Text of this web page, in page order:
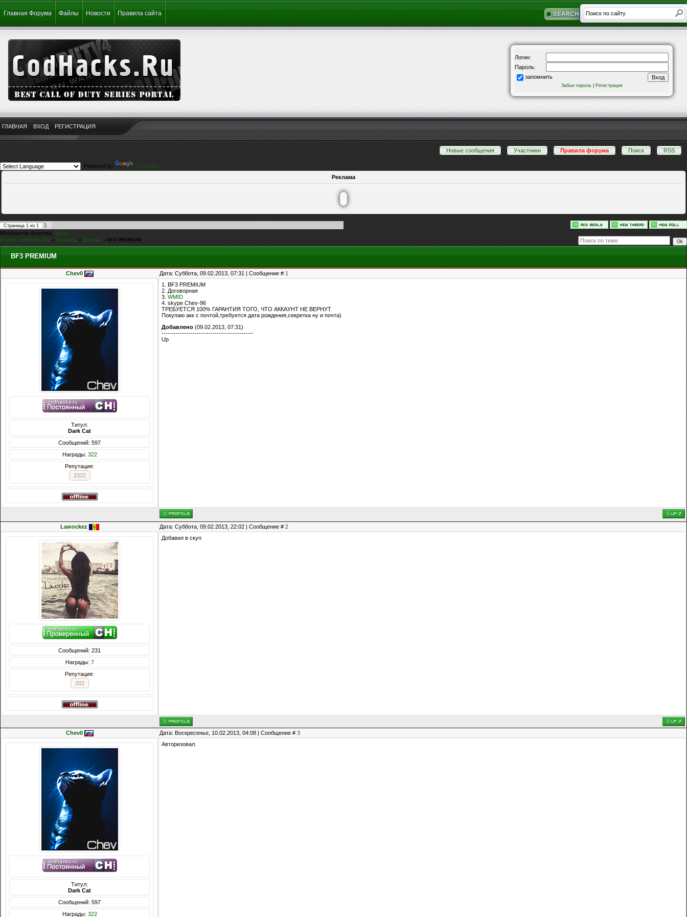
Главная Форума Файлы Новости Правила сайта
ГЛАВНАЯ ВХОД РЕГИСТРАЦИЯ
Логин:
Пароль:
запомнить
Забыл пароль| Регистрация
Новые сообщения · Участники · Правила форума · Поиск · RSS
Powered by
Translate
Реклама
Страница 1 из 1
1
Модератор форума:iEnjoy
Форум CoDHacks.Ru » Финансы » Покупка » BF3 PREMIUM
BF3 PREMIUM
Chev0 Дата: Суббота, 09.02.2013, 07:31 | Сообщение # 1
Титул:
Dark Cat
Сообщений: 597
Награды: 322
Репутация:
2322
1. BF3 PREMIUM
2. Договорная
3. WMID
4. skype Chev-96
ТРЕБУЕТСЯ 100% ГАРАНТИЯ ТОГО, ЧТО АККАУНТ НЕ ВЕРНУТ
Покупаю акк с почтой,требуется дата рождения,секретка ну и почта)
Добавлено (09.02.2013, 07:31)
---------------------------------------------
Up
Lawockez Дата: Суббота, 09.02.2013, 22:02 | Сообщение # 2
Сообщений: 231
Награды: 7
Репутация:
202
Добавил в скуп
Chev0 Дата: Воскресенье, 10.02.2013, 04:08 | Сообщение # 3
Титул:
Dark Cat
Сообщений: 597
Награды: 322
Авторизовал.